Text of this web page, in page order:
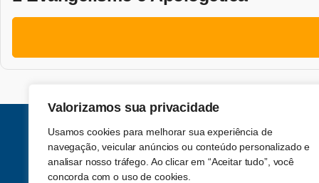
Valorizamos sua privacidade
Usamos cookies para melhorar sua experiência de
navegação, veicular anúncios ou conteúdo personalizado e
analisar nosso tráfego. Ao clicar em “Aceitar tudo”, você
concorda com o uso de cookies.